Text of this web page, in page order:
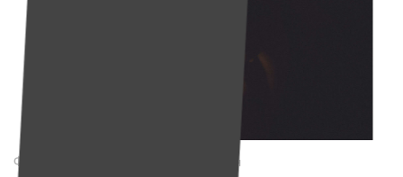
Фото: Александр Васюкович для Имён